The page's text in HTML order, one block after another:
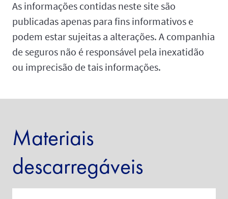
As informações contidas neste site são
publicadas apenas para fins informativos e
podem estar sujeitas a alterações. A companhia
de seguros não é responsável pela inexatidão
ou imprecisão de tais informações.
Materiais
descarregáveis